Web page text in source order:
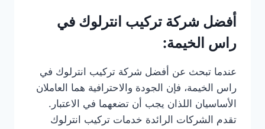
أفضل شركة تركيب انترلوك في
راس الخيمة:
عندما تبحث عن أفضل شركة تركيب انترلوك في
راس الخيمة، فإن الجودة والاحترافية هما العاملان
الأساسيان اللذان يجب أن تضعهما في الاعتبار.
تقدم الشركات الرائدة خدمات تركيب انترلوك